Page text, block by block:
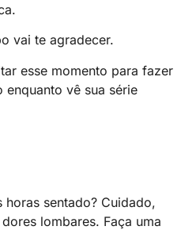
vai te agradecer.
esse momento para fazer
enquanto vê sua série
sentado? Cuidado,
lombares. Faça uma